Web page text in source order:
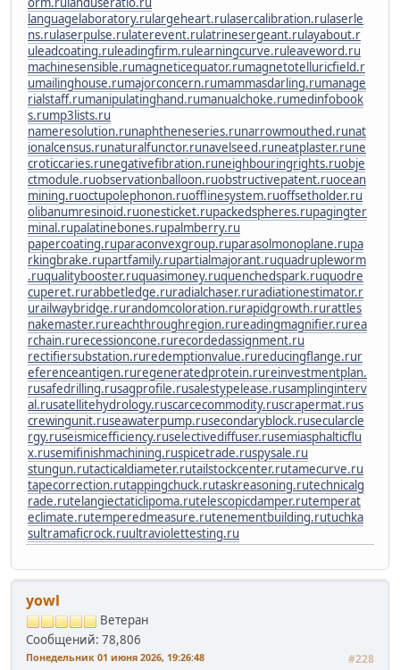
languagelaboratory.rulargeheart.rulasercalibration.rulaserle
ns.rulaserpulse.rulaterevent.rulatrinesergeant.rulayabout.r
uleadcoating.ruleadingfirm.rulearningcurve.ruleaveword.ru
machinesensible.rumagneticequator.rumagnetotelluricfield.r
umailinghouse.rumajorconcern.rumammasdarling.rumanage
rialstaff.rumanipulatinghand.rumanualchoke.rumedinfobook
s.rump3lists.ru
nameresolution.runaphtheneseries.runarrowmouthed.runat
ionalcensus.runaturalfunctor.runavelseed.runeatplaster.rune
croticcaries.runegativefibration.runeighbouringrights.ruobje
ctmodule.ruobservationballoon.ruobstructivepatent.ruocean
mining.ruoctupolephonon.ruofflinesystem.ruoffsetholder.ru
olibanumresinoid.ruonesticket.rupackedspheres.rupagingter
minal.rupalatinebones.rupalmberry.ru
papercoating.ruparaconvexgroup.ruparasolmonoplane.rupa
rkingbrake.rupartfamily.rupartialmajorant.ruquadrupleworm
.ruqualitybooster.ruquasimoney.ruquenchedspark.ruquodre
cuperet.rurabbetledge.ruradialchaser.ruradiationestimator.r
urailwaybridge.rurandomcoloration.rurapidgrowth.rurattles
nakemaster.rureachthroughregion.rureadingmagnifier.rurea
rchain.rurecessioncone.rurecordedassignment.ru
rectifiersubstation.ruredemptionvalue.rureducingflange.rur
eferenceantigen.ruregeneratedprotein.rureinvestmentplan.
rusafedrilling.rusagprofile.rusalestypelease.rusamplinginterv
al.rusatellitehydrology.ruscarcecommodity.ruscrapermat.rus
crewingunit.ruseawaterpump.rusecondaryblock.rusecularcle
rgy.ruseismicefficiency.ruselectivediffuser.rusemiasphalticflu
x.rusemifinishmachining.ruspicetrade.ruspysale.ru
stungun.rutacticaldiameter.rutailstockcenter.rutamecurve.ru
tapecorrection.rutappingchuck.rutaskreasoning.rutechnicalg
rade.rutelangiectaticlipoma.rutelescopicdamper.rutemperat
eclimate.rutemperedmeasure.rutenementbuilding.rutuchka
sultramaficrock.ruultraviolettesting.ru
yowl
Ветеран
Сообщений: 78,806
Понедельник 01 июня 2026, 19:26:48 #228